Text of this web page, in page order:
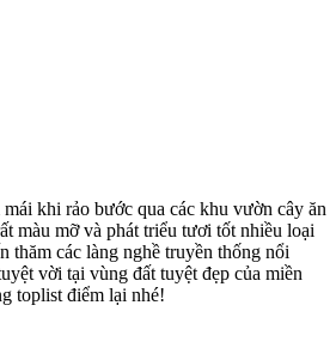
khi rảo bước qua các khu vườn cây ăn
màu mỡ và phát triểu tươi tốt nhiều loại
thăm các làng nghề truyền thống nổi
vời tại vùng đất tuyệt đẹp của miền
toplist điểm lại nhé!